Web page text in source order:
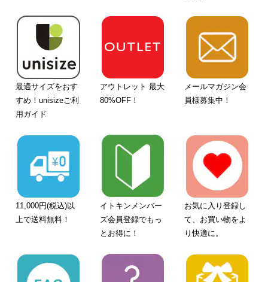
最適サイズをおす
すめ！unisizeご利
用ガイド
アウトレット 最大
80%OFF！
メールマガジン会
員様募集中！
11,000円(税込)以
上で送料無料！
イトキンメンバー
ズ会員登録でもっ
とお得に！
お気に入り登録し
て、お買い物をよ
り快適に。